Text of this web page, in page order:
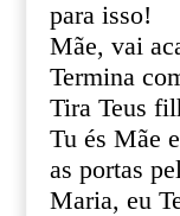
para isso!
Mãe, vai
Termina
Tira Teus
Tu és Mãe
as portas
Maria, eu